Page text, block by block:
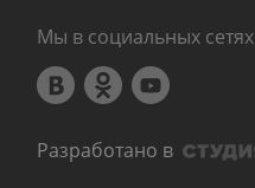
Мы в социальных сетях
Разработано в